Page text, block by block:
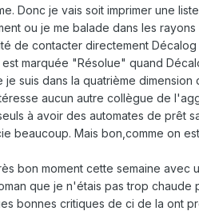
Donc je vais soit imprimer une
ou je me balade dans les
de contacter directement
marquée "Résolue" quand
suis dans la quatrième dimension
aucun autre collègue de
à avoir des automates de prêt
Mais bon,comme on
bon moment cette semaine avec
que je n'étais pas trop chaude
bonnes critiques de ci de la ont